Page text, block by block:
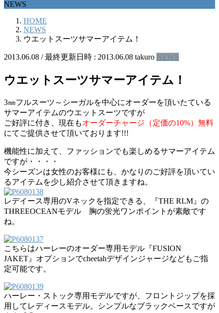
NEWS
HOME
NEWS
ウエットスーツサマーアイテム！
2013.06.08 / 最終更新日時 : 2013.06.08 takuro NEWS
ウエットスーツサマーアイテム！
3㎜フルスーツ～シーガルを中心にオーダーを頂いたている
サマーアイテムのウエットスーツですが
ご好評に付き、現在もオーダーチャージ（定価の10%）無料
にてご提供させて頂いております!!!
機能性に加えて、ファッションでも楽しめるサマーアイテム
ですが・・・・
今シーズンは女性のお客様にも、かなりのご好評を頂いてい
るアイテムを少し紹介させて頂きますね。
レデイース専用のVネックを指定できる、『THE RLM』の
THREEOCEANモデル 胸の蛍光ワンポイントが素敵です
ね。
こちらはハーレーのオーダー専用モデル『FUSION
JAKET』オプションでcheetahデザインジャージなどもご指
定可能です。
ハーレー・ストック専用モデルですが、フロントジップを採
用してレディースモデル。シンプルなブラックベースですが